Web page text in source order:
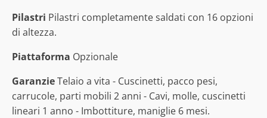
Pilastri Pilastri completamente saldati con 16 opzioni
di altezza.
Piattaforma Opzionale
GaranzieTelaio a vita - Cuscinetti, pacco pesi,
carrucole, parti mobili 2 anni - Cavi, molle, cuscinetti
lineari 1 anno - Imbottiture, maniglie 6 mesi.